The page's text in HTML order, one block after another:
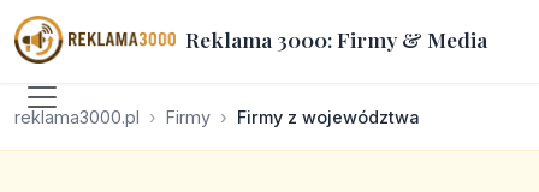
Reklama 3000: Firmy & Media
reklama3000.pl Firmy Firmy z województwa